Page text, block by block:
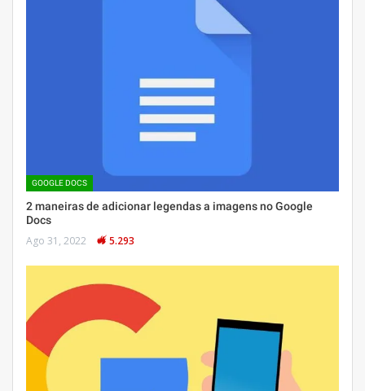
GOOGLE DOCS
2 maneiras de adicionar legendas a imagens no Google
Docs
Ago 31, 2022 5.293